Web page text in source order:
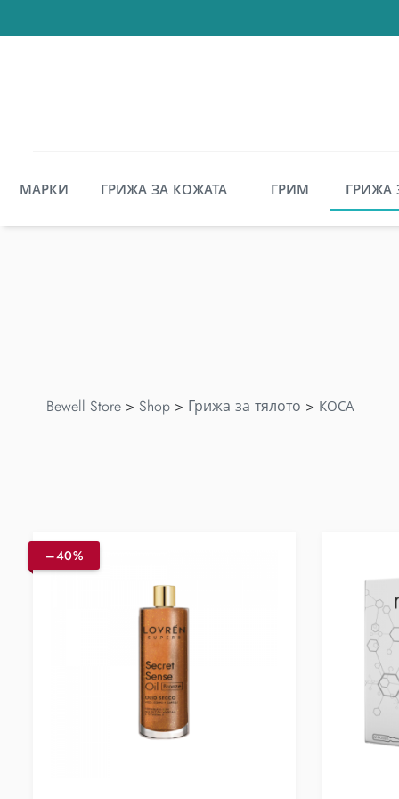
МАРКИ ГРИЖА ЗА КОЖАТА ГРИМ ГРИЖА
Bewell Store > Shop > Грижа за тялото > КОСА
–40%